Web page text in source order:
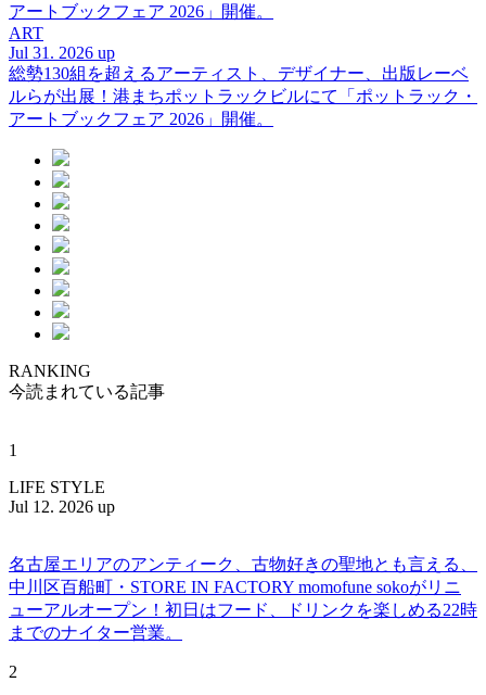
アートブックフェア 2026」開催。
ART
Jul 31. 2026 up
総勢130組を超えるアーティスト、デザイナー、出版レーベ
ルらが出展！港まちポットラックビルにて「ポットラック・
アートブックフェア 2026」開催。
RANKING
今読まれている記事
1
LIFE STYLE
Jul 12. 2026 up
名古屋エリアのアンティーク、古物好きの聖地とも言える、
中川区百船町・STORE IN FACTORY momofune sokoがリニ
ューアルオープン！初日はフード、ドリンクを楽しめる22時
までのナイター営業。
2